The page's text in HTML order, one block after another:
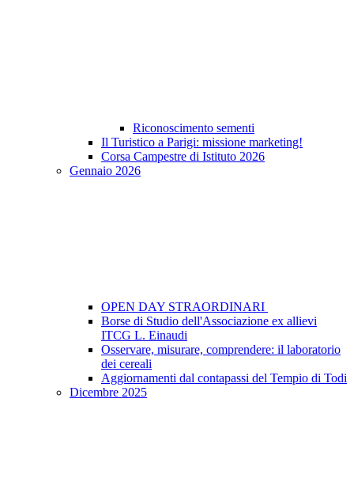
Riconoscimento sementi
Il Turistico a Parigi: missione marketing!
Corsa Campestre di Istituto 2026
Gennaio 2026
OPEN DAY STRAORDINARI
Borse di Studio dell'Associazione ex allievi
ITCG L. Einaudi
Osservare, misurare, comprendere: il laboratorio
dei cereali
Aggiornamenti dal contapassi del Tempio di Todi
Dicembre 2025